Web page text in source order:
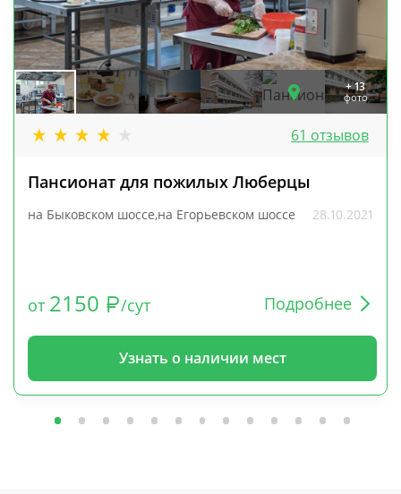
+ 13
фото
61 отзывов
Пансионат для пожилых Люберцы
на Быковском шоссе,на Егорьевском шоссе 28.10.2021
от 2150 /сут Подробнее
Узнать о наличии мест